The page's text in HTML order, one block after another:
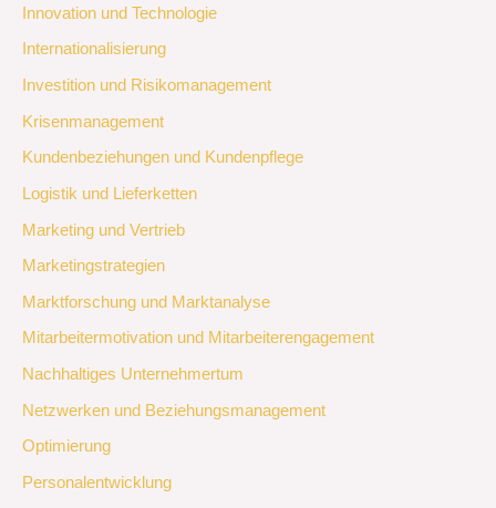
Innovation und Technologie
Internationalisierung
Investition und Risikomanagement
Krisenmanagement
Kundenbeziehungen und Kundenpflege
Logistik und Lieferketten
Marketing und Vertrieb
Marketingstrategien
Marktforschung und Marktanalyse
Mitarbeitermotivation und Mitarbeiterengagement
Nachhaltiges Unternehmertum
Netzwerken und Beziehungsmanagement
Optimierung
Personalentwicklung